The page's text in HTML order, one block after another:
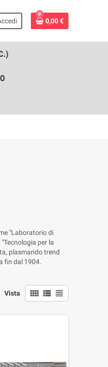
0
0,00 €
"Laboratorio di
per la
plasmando trend
fin dal 1904.
Vista view_comfy view_list view_headline